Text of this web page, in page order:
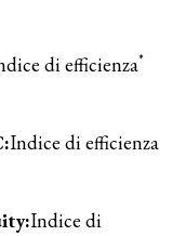
di efficienza*
Indice di efficienza
Indice di